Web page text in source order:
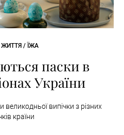
/ ЇЖА
паски в
України
великодньої випічки з різних
країни